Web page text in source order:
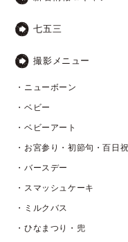
七五三
撮影メニュー
・ニューボーン
・ベビー
・ベビーアート
・お宮参り・初節句・百日
・バースデー
・スマッシュケーキ
・ミルクバス
・ひなまつり・兜